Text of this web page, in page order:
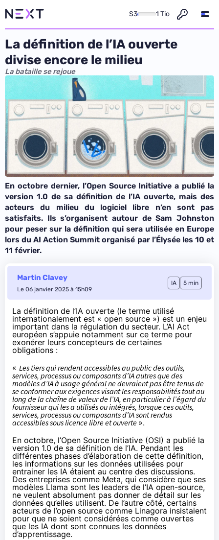
S3 1 Tio
La définition de l’IA ouverte
divise encore le milieu
La bataille se rejoue
En octobre dernier, l’Open Source Initiative a publié la
version 1.0 de sa définition de l’IA ouverte, mais des
acteurs du milieu du logiciel libre n’en sont pas
satisfaits. Ils s’organisent autour de Sam Johnston
pour peser sur la définition qui sera utilisée en Europe
lors du AI Action Summit organisé par l’Élysée les 10 et
11 février.
Martin Clavey
Le 06 janvier 2025 à 15h09
IA 5 min
La définition de l’IA ouverte (le terme utilisé
internationalement est « open source ») est un enjeu
important dans la régulation du secteur. L’AI Act
européen s’appuie notamment sur ce terme pour
exonérer leurs concepteurs de certaines
obligations :
« Les tiers qui rendent accessibles au public des outils,
services, processus ou composants d’IA autres que des
modèles d’IA à usage général ne devraient pas être tenus de
se conformer aux exigences visant les responsabilités tout au
long de la chaîne de valeur de l’IA, en particulier à l’égard du
fournisseur qui les a utilisés ou intégrés, lorsque ces outils,
services, processus ou composants d’IA sont rendus
accessibles sous licence libre et ouverte ».
En octobre, l’Open Source Initiative (OSI) a publié la
version 1.0 de sa définition de l’IA. Pendant les
différentes phases d’élaboration de cette définition,
les informations sur les données utilisées pour
entrainer les IA étaient au centre des discussions.
Des entreprises comme Meta, qui considère que ses
modèles Llama sont les leaders de l’IA open-source,
ne veulent absolument pas donner de détail sur les
données qu’elles utilisent. De l’autre côté, certains
acteurs de l’open source comme Linagora insistaient
pour que ne soient considérées comme ouvertes
que les IA dont sont connues les données
d’apprentissage.